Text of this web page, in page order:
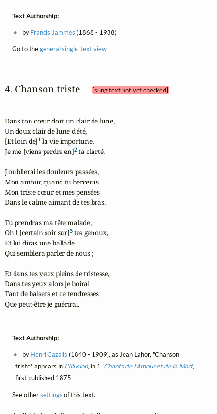
Text Authorship:
by Francis Jammes (1868 - 1938)
Go to thegeneral single-text view
4. Chanson triste [sung text not yet checked]
Dans ton cœur dort un clair de lune,
Un doux clair de lune d'été,
[Et loin de]1 la vie importune,
Je me [viens perdre en]2 ta clarté.
J'oublierai les douleurs passées,
Mon amour, quand tu berceras
Mon triste cœur et mes pensées
Dans le calme aimant de tes bras.
Tu prendras ma tête malade,
Oh ! [certain soir sur]3 tes genoux,
Et lui diras une ballade
Qui semblera parler de nous ;
Et dans tes yeux pleins de tristesse,
Dans tes yeux alors je boirai
Tant de baisers et de tendresses
Que peut-être je guérirai.
Text Authorship:
by Henri Cazalis (1840 - 1909), as Jean Lahor, "Chanson
triste", appears in L'Illusion, in 1. Chants de l'Amour et de la Mort,
first published 1875
See othersettings of this text.